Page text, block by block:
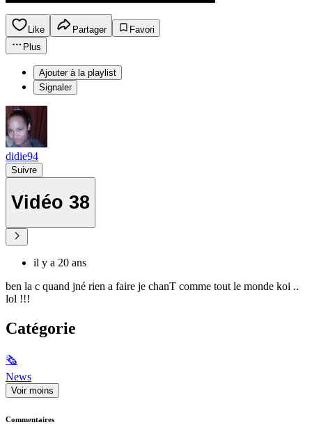
Like Partager
Favori
Plus
Ajouter à la playlist
Signaler
didie94
Suivre
Vidéo 38
il y a 20 ans
ben la c quand jné rien a faire je chanT comme tout le monde koi ..
lol !!!
Catégorie
🗞
News
Voir moins
Commentaires